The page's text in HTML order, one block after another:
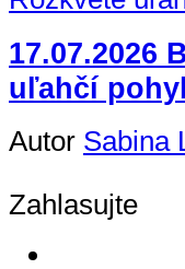
17.07.2026
uľahčí
Autor Sabina
Zahlasujte